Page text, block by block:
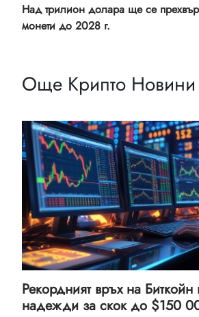
Над трилион долара ще се
монети до 2028 г.
Още Крипто Новини
Рекордният връх на
надежди за скок до $150